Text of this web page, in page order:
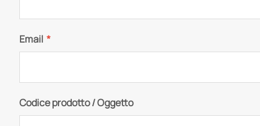
Email *
Codice prodotto / Oggetto